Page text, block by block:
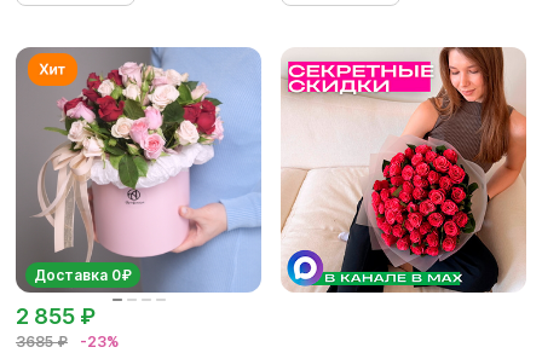
Доставка 0₽
3685 ₽ -23%
2 855 ₽